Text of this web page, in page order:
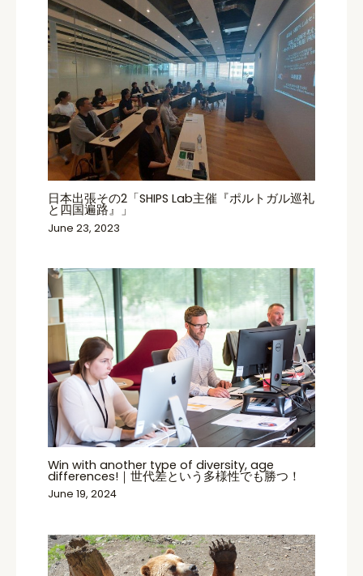
日本出張その2「SHIPS Lab主催『ポルトガル巡礼
と四国遍路』」
June 23, 2023
Win with another type of diversity, age
differences!｜世代差という多様性でも勝つ！
June 19, 2024